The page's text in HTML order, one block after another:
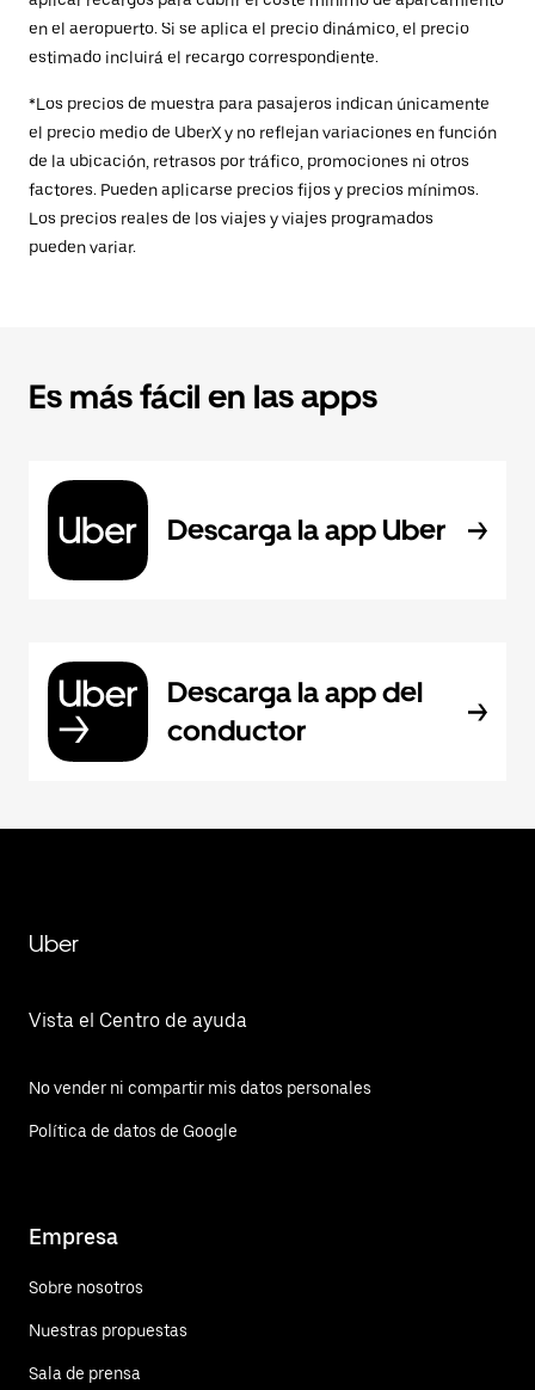
en el aeropuerto. Si se aplica el precio dinámico, el precio
estimado incluirá el recargo correspondiente.
*Los precios de muestra para pasajeros indican únicamente
el precio medio de UberX y no reflejan variaciones en función
de la ubicación, retrasos por tráfico, promociones ni otros
factores. Pueden aplicarse precios fijos y precios mínimos.
Los precios reales de los viajes y viajes programados
pueden variar.
Es más fácil en las apps
Descarga la app Uber
Descarga la app del
conductor
Uber
Vista el Centro de ayuda
No vender ni compartir mis datos personales
Política de datos de Google
Empresa
Sobre nosotros
Nuestras propuestas
Sala de prensa